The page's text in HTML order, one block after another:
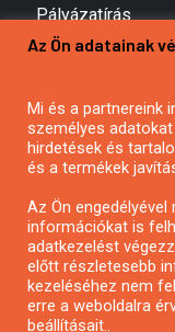
Pályázatírás
Bemutatkozás
Hírlevél
Impresszum
Kapcsolat
Az Ön adatainak
Mi és a partnereink
személyes
hirdetések és
és a termékek
Az Ön
információkat is
adatkezelést
előtt részletesebb
kezeléséhez nem
erre a weboldalra
beállításait..